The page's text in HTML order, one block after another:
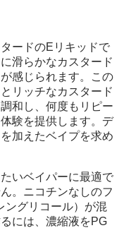
ードのEリキッドで
滑らかなカスタード
感じられます。この
リッチなカスタード
和し、何度もリピー
験を提供します。デ
加えたベイプを求め
いベイパーに最適で
。ニコチンなしのフ
ングリコール）が混
には、濃縮液をPG